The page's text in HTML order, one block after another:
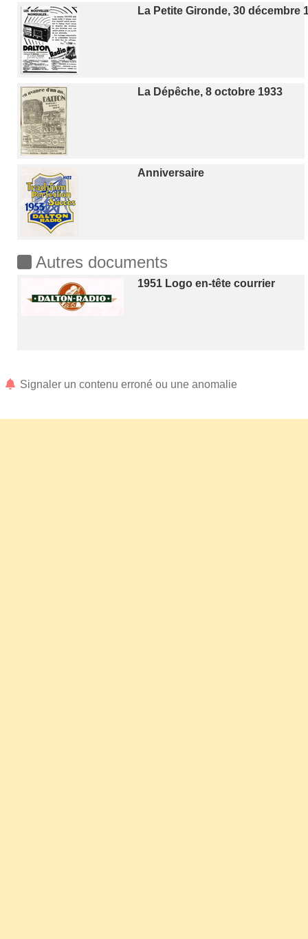
La Petite Gironde, 30 décembre
La Dépêche, 8 octobre 1933
Anniversaire
Autres documents
1951 Logo en-tête courrier
Signaler un contenu erroné ou une anomalie